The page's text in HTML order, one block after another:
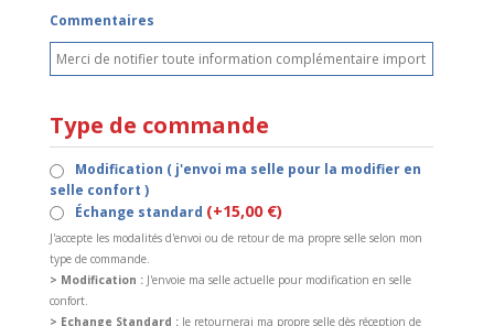
Commentaires
Type de commande
Modification ( j'envoi ma selle pour la modifier en
selle confort )
Échange standard (+15,00 €)
J'accepte les modalités d'envoi ou de retour de ma propre selle selon mon
type de commande.
> Modification : J'envoie ma selle actuelle pour modification en selle
confort.
> Echange Standard :Je retournerai ma propre selle dès réception de